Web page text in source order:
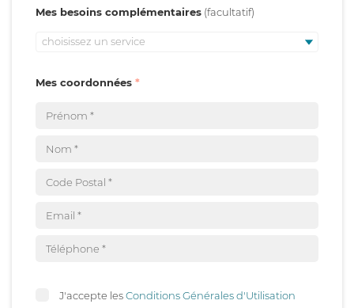
Mes besoins complémentaires
choisissez un service
Mes coordonnées
J'accepte lesConditions Générales d'Utilisation